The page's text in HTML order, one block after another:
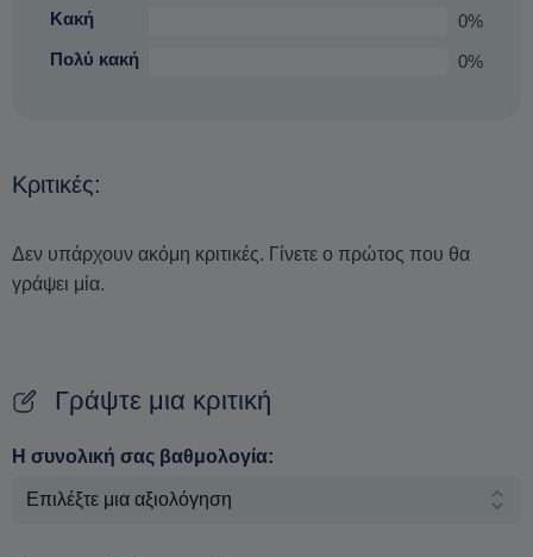
Κακή
0%
Πολύ κακή
0%
Κριτικές:
Δεν υπάρχουν ακόμη κριτικές. Γίνετε ο πρώτος που θα
γράψει μία.
Γράψτε μια κριτική
Η συνολική σας βαθμολογία: